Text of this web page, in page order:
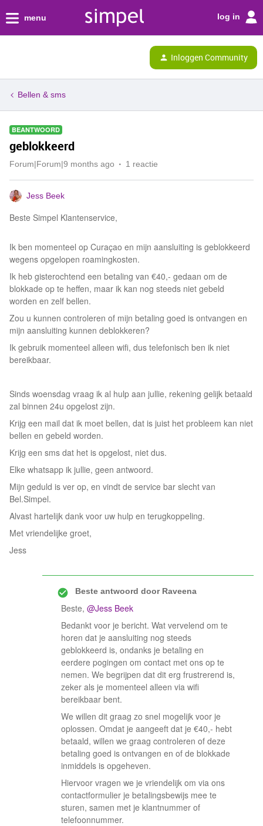
menu log in
Inloggen Community
Bellen & sms
BEANTWOORD
geblokkeerd
Forum|Forum|9 months ago 1 reactie
Jess Beek
Beste Simpel Klantenservice,
Ik ben momenteel op Curaçao en mijn aansluiting is geblokkeerd
wegens opgelopen roamingkosten.
Ik heb gisterochtend een betaling van €40,- gedaan om de
blokkade op te heffen, maar ik kan nog steeds niet gebeld
worden en zelf bellen.
Zou u kunnen controleren of mijn betaling goed is ontvangen en
mijn aansluiting kunnen deblokkeren?
Ik gebruik momenteel alleen wifi, dus telefonisch ben ik niet
bereikbaar.
Sinds woensdag vraag ik al hulp aan jullie, rekening gelijk betaald
zal binnen 24u opgelost zijn.
Krijg een mail dat ik moet bellen, dat is juist het probleem kan niet
bellen en gebeld worden.
Krijg een sms dat het is opgelost, niet dus.
Elke whatsapp ik jullie, geen antwoord.
Mijn geduld is ver op, en vindt de service bar slecht van
Bel.Simpel.
Alvast hartelijk dank voor uw hulp en terugkoppeling.
Met vriendelijke groet,
Jess
Beste antwoord doorRaveena
Beste, ​ @Jess Beek
Bedankt voor je bericht. Wat vervelend om te
horen dat je aansluiting nog steeds
geblokkeerd is, ondanks je betaling en
eerdere pogingen om contact met ons op te
nemen. We begrijpen dat dit erg frustrerend is,
zeker als je momenteel alleen via wifi
bereikbaar bent.
We willen dit graag zo snel mogelijk voor je
oplossen. Omdat je aangeeft dat je €40,- hebt
betaald, willen we graag controleren of deze
betaling goed is ontvangen en of de blokkade
inmiddels is opgeheven.
Hiervoor vragen we je vriendelijk om via ons
contactformulier je betalingsbewijs mee te
sturen, samen met je klantnummer of
telefoonnummer.